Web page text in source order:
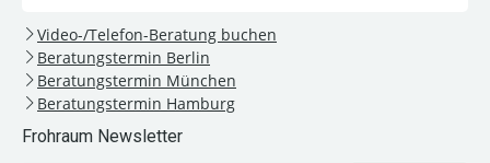
Video-/Telefon-Beratung buchen
Beratungstermin Berlin
Beratungstermin München
Beratungstermin Hamburg
Frohraum Newsletter